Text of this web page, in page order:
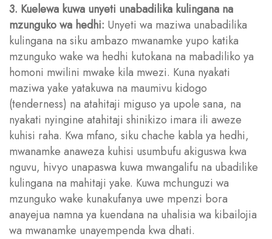
3. Kuelewa kuwa unyeti unabadilika kulingana na
mzunguko wa hedhi: Unyeti wa maziwa unabadilika
kulingana na siku ambazo mwanamke yupo katika
mzunguko wake wa hedhi kutokana na mabadiliko ya
homoni mwilini mwake kila mwezi. Kuna nyakati
maziwa yake yatakuwa na maumivu kidogo
(tenderness) na atahitaji miguso ya upole sana, na
nyakati nyingine atahitaji shinikizo imara ili aweze
kuhisi raha. Kwa mfano, siku chache kabla ya hedhi,
mwanamke anaweza kuhisi usumbufu akiguswa kwa
nguvu, hivyo unapaswa kuwa mwangalifu na ubadilike
kulingana na mahitaji yake. Kuwa mchunguzi wa
mzunguko wake kunakufanya uwe mpenzi bora
anayejua namna ya kuendana na uhalisia wa kibailojia
wa mwanamke unayempenda kwa dhati.